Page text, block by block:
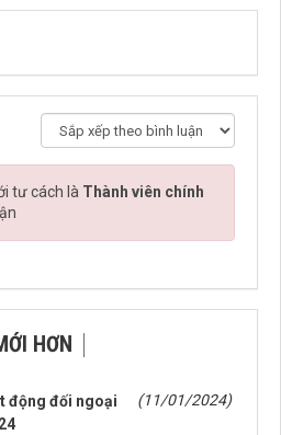
tư cách là Thành viên chính
HƠN
động đối ngoại
(11/01/2024)